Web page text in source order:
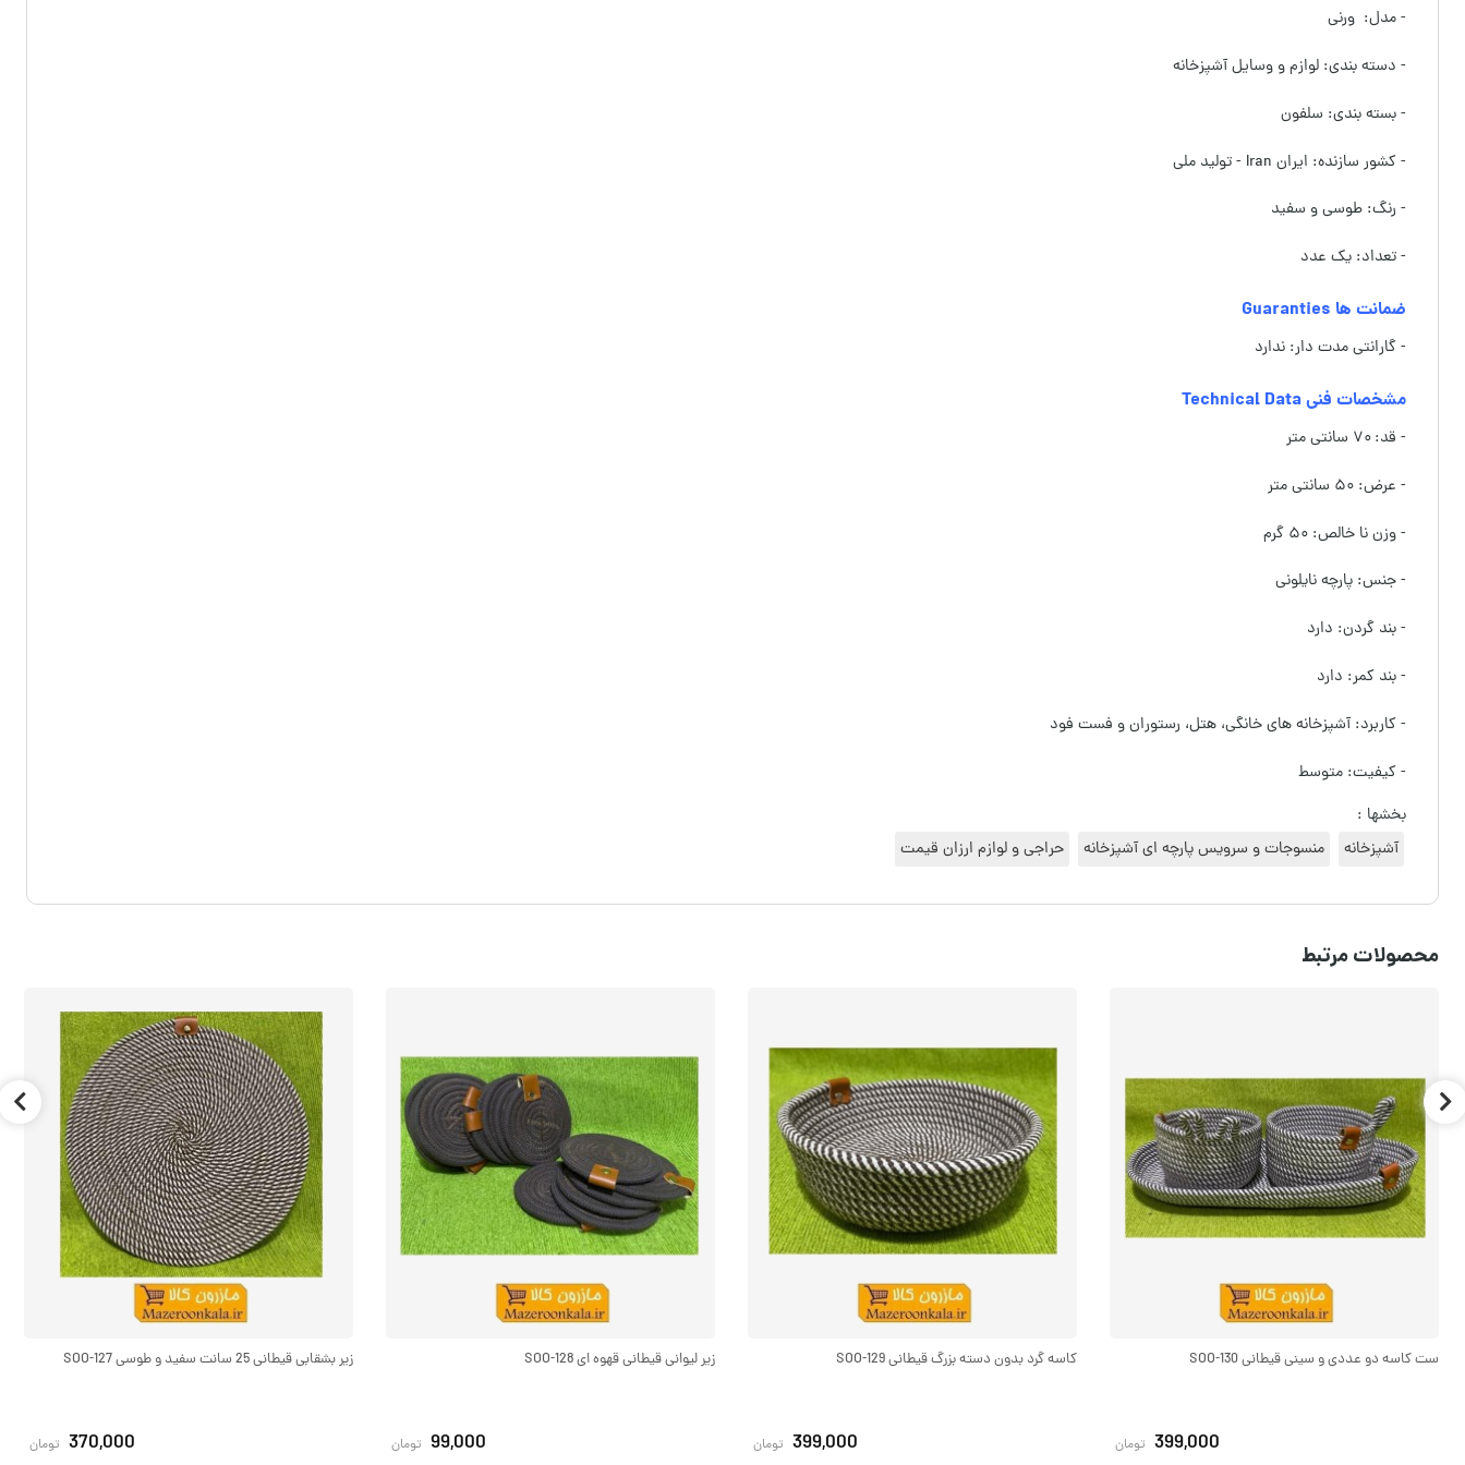
- مدل: ورنی
- دسته بندی: لوازم و وسایل آشپزخانه
- بسته بندی: سلفون
- کشور سازنده: ایران Iran - تولید ملی
- رنگ: طوسی و سفید
- تعداد: یک عدد
ضمانت ها Guaranties
- گارانتی مدت دار: ندارد
مشخصات فنی Technical Data
- قد: ۷۰ سانتی متر
- عرض: ۵۰ سانتی متر
- وزن نا خالص: ۵۰ گرم
- جنس: پارچه نایلونی
- بند گردن: دارد
- بند کمر: دارد
- کاربرد: آشپزخانه های خانگی، هتل، رستوران و فست فود
- کیفیت: متوسط
بخشها :
آشپزخانه
منسوجات و سرویس پارچه ای آشپزخانه حراجی و لوازم ارزان قیمت
محصولات مرتبط
ست کاسه دو عددی و سینی قیطانی SOO-130
399,000 تومان
کاسه گرد بدون دسته بزرگ قیطانی SOO-129
399,000 تومان
زیر لیوانی قیطانی قهوه ای SOO-128
99,000 تومان
زیر بشقابی قیطانی 25 سانت سفید و طوسی SOO-127
370,000 تومان